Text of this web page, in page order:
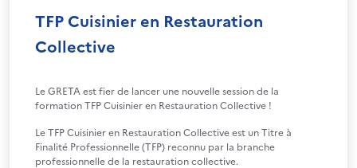
TFP Cuisinier en Restauration
Collective
Le GRETA est fier de lancer une nouvelle session de la
formation TFP Cuisinier en Restauration Collective !
Le TFP Cuisinier en Restauration Collective est un Titre à
Finalité Professionnelle (TFP) reconnu par la branche
professionnelle de la restauration collective.